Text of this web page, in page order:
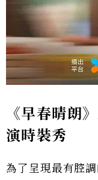
《早春晴朗
演時裝秀
為了呈現最有腔